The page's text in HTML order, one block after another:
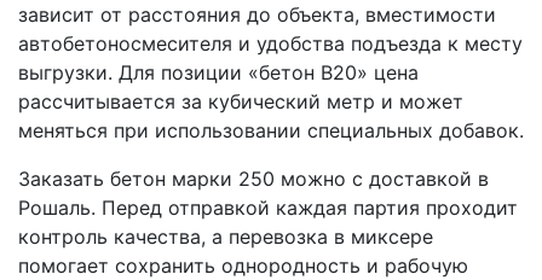
зависит от расстояния до объекта, вместимости
автобетоносмесителя и удобства подъезда к месту
выгрузки. Для позиции «бетон В20» цена
рассчитывается за кубический метр и может
меняться при использовании специальных добавок.
Заказать бетон марки 250 можно с доставкой в
Рошаль. Перед отправкой каждая партия проходит
контроль качества, а перевозка в миксере
помогает сохранить однородность и рабочую